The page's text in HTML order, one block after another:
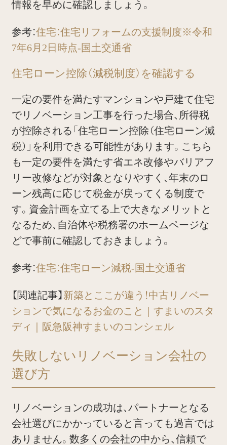
情報を早めに確認しましょう。
参考：住宅：住宅リフォームの支援制度※令和
7年6月2日時点-国土交通省
住宅ローン控除（減税制度）を確認する
一定の要件を満たすマンションや戸建て住宅
でリノベーション工事を行った場合、所得税
が控除される「住宅ローン控除（住宅ローン減
税）」を利用できる可能性があります。こちら
も一定の要件を満たす省エネ改修やバリアフ
リー改修などが対象となりやすく、年末のロ
ーン残高に応じて税金が戻ってくる制度で
す。資金計画を立てる上で大きなメリットと
なるため、自治体や税務署のホームページな
どで事前に確認しておきましょう。
参考：住宅：住宅ローン減税-国土交通省
【関連記事】 新築とここが違う！中古リノベー
ションで気になるお金のこと｜すまいのスタ
ディ｜阪急阪神すまいのコンシェル
失敗しないリノベーション会社の
選び方
リノベーションの成功は、パートナーとなる
会社選びにかかっていると言っても過言では
ありません。数多くの会社の中から、信頼で